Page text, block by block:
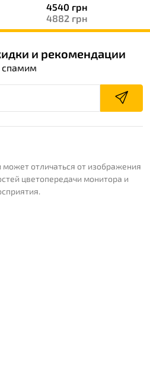
4540 грн
4882 грн
и рекомендации
спамим
отличаться от изображения
цветопередачи монитора и